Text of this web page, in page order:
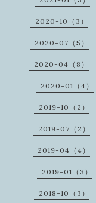
2020-10（3）
2020-07（5）
2020-04（8）
2020-01（4）
2019-10（2）
2019-07（2）
2019-04（4）
2019-01（3）
2018-10（3）